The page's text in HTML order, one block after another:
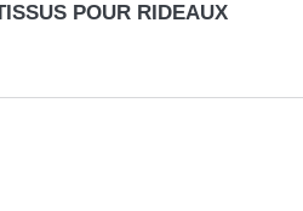
POUR RIDEAUX